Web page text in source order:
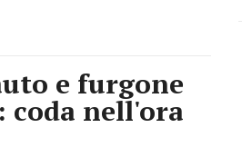
e furgone
coda nell'ora